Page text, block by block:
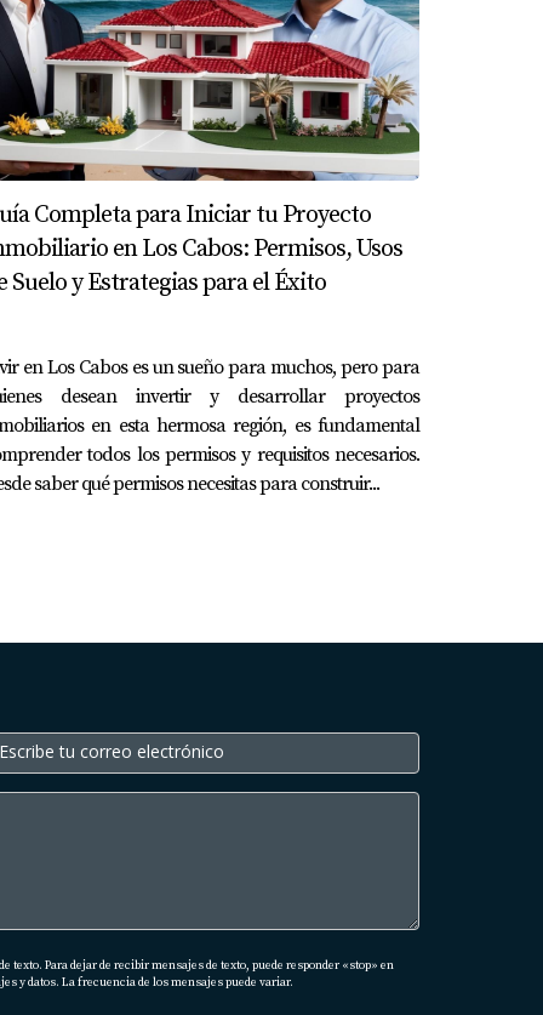
Leyes Fiscales(ISR e IVA) para saber exactamente
quien confía en ti. Lee laLey del Notariadode tu
Ley Antilavado (LFPIORPI), porque integrar
o consecuencias penales.
apuntar a las certificaciones de la
turísticas, vital si estás en un destino como Los
exige a los agentes estar registrados y
que las cosas sucedan.
comparto de cerca cómo trabajamos
Completa para Iniciar tu Proyecto
en Los Cabos: Permisos, Usos
Suelo y Estrategias para el Éxito
en Los Cabos es un sueño para muchos, pero para
desean invertir y desarrollar proyectos
en esta hermosa región, es fundamental
todos los permisos y requisitos necesarios.
saber qué permisos necesitas para construir...
texto. Para dejar de recibir mensajes de texto, puede responder «stop» en
y datos. La frecuencia de los mensajes puede variar.